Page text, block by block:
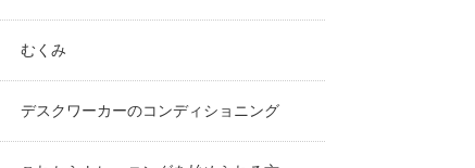
むくみ
デスクワーカーのコンディショニング